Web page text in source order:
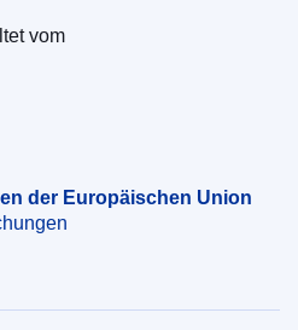
der Europäischen
vom
der Europäischen Union